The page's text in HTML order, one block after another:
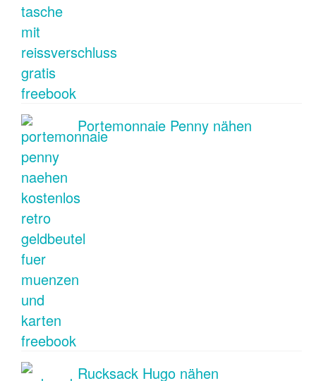
Portemonnaie Penny nähen
Rucksack Hugo nähen